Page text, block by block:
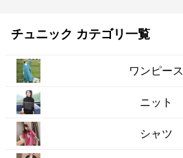
チュニック カテゴリ一覧
ワンピース
ニット
シャツ